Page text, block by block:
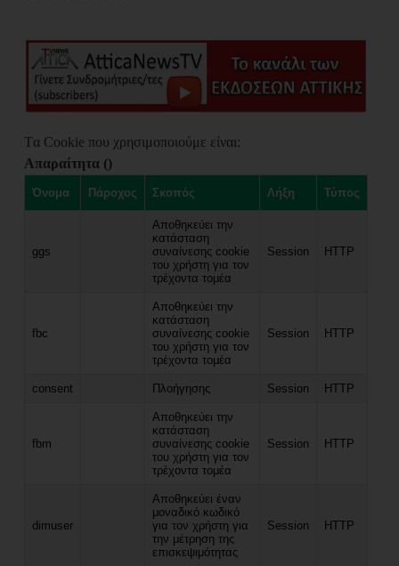
Tα Cookie που χρησιμοποιούμε είναι:
Aπαραίτητα ()
Όνομα Πάροχος Σκοπός Λήξη Τύπος
ggs
Αποθηκεύει την
κατάσταση
συναίνεσης cookie
του χρήστη για τον
τρέχοντα τομέα
Session HTTP
fbc
Αποθηκεύει την
κατάσταση
συναίνεσης cookie
του χρήστη για τον
τρέχοντα τομέα
Session HTTP
consent Πλοήγησης Session HTTP
fbm
Αποθηκεύει την
κατάσταση
συναίνεσης cookie
του χρήστη για τον
τρέχοντα τομέα
Session HTTP
dimuser
Αποθηκεύει έναν
μοναδικό κωδικό
για τον χρήστη για
την μέτρηση της
επισκεψιμότητας
Session HTTP